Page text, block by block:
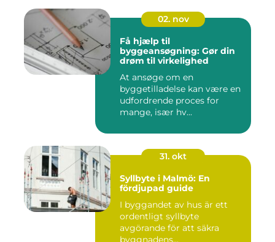
02. nov
Få hjælp til
byggeansøgning: Gør din
drøm til virkelighed
At ansøge om en
byggetilladelse kan være en
udfordrende proces for
mange, især hv...
31. okt
Syllbyte i Malmö: En
fördjupad guide
I byggandet av hus är ett
ordentligt syllbyte
avgörande för att säkra
byggnadens...